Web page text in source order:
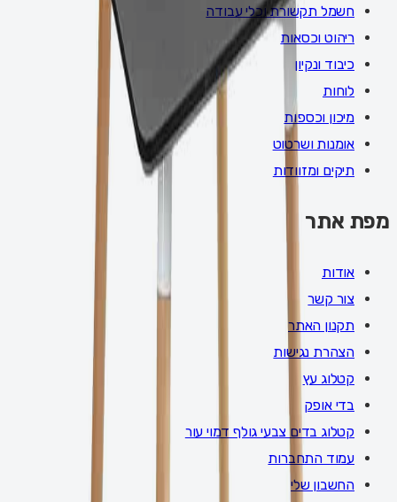
חשמל תקשורת וכלי עבודה
ריהוט וכסאות
כיבוד ונקיון
לוחות
מיכון וכספות
אומנות ושרטוט
תיקים ומזוודות
מפת אתר
אודות
צור קשר
תקנון האתר
הצהרת נגישות
קטלוג עץ
בדי אופק
קטלוג בדים צבעי גולף דמוי עור
עמוד התחברות
החשבון שלי